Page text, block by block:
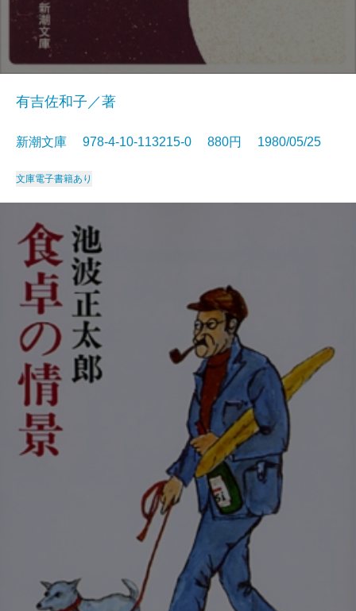
有吉佐和子／著
新潮文庫 978-4-10-113215-0 880円 1980/05/25
文庫電子書籍あり